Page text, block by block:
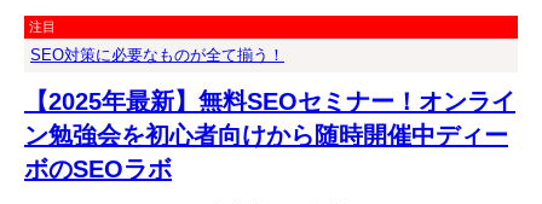
注目
SEO対策に必要なものが全て揃う！
【2025年最新】無料SEOセミナー！オンライ
ン勉強会を初心者向けから随時開催中ディー
ボのSEOラボ